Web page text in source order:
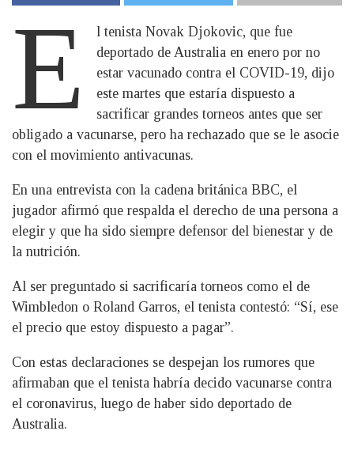
E
l tenista Novak Djokovic, que fue
deportado de Australia en enero por no
estar vacunado contra el COVID-19, dijo
este martes que estaría dispuesto a
sacrificar grandes torneos antes que ser
obligado a vacunarse, pero ha rechazado que se le asocie
con el movimiento antivacunas.
En una entrevista con la cadena británica BBC, el
jugador afirmó que respalda el derecho de una persona a
elegir y que ha sido siempre defensor del bienestar y de
la nutrición.
Al ser preguntado si sacrificaría torneos como el de
Wimbledon o Roland Garros, el tenista contestó: “Sí, ese
el precio que estoy dispuesto a pagar”.
Con estas declaraciones se despejan los rumores que
afirmaban que el tenista habría decido vacunarse contra
el coronavirus, luego de haber sido deportado de
Australia.